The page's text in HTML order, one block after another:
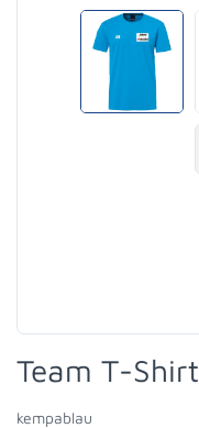
Team T-Shirt
kempablau